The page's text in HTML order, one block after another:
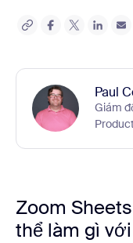
Paul
Giám
Zoom
thể làm gì